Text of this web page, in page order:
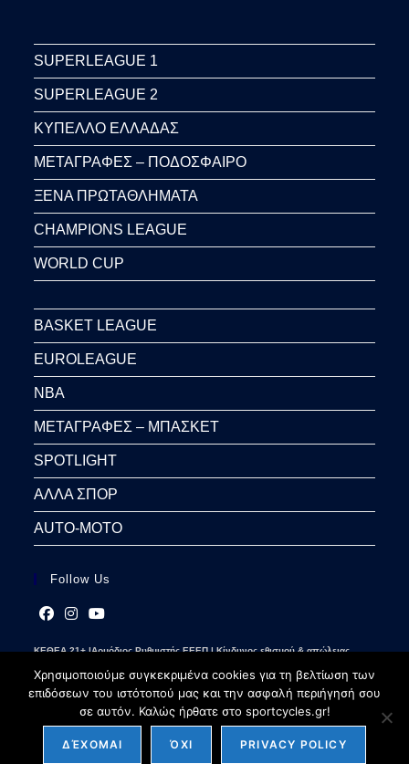
SUPERLEAGUE 1
SUPERLEAGUE 2
ΚΥΠΕΛΛΟ ΕΛΛΑΔΑΣ
ΜΕΤΑΓΡΑΦΕΣ – ΠΟΔΟΣΦΑΙΡΟ
ΞΕΝΑ ΠΡΩΤΑΘΛΗΜΑΤΑ
CHAMPIONS LEAGUE
WORLD CUP
BASKET LEAGUE
EUROLEAGUE
NBA
ΜΕΤΑΓΡΑΦΕΣ – ΜΠΑΣΚΕΤ
SPOTLIGHT
ΑΛΛΑ ΣΠΟΡ
AUTO-MOTO
Follow Us
in
a
new
in
a
new
tab
in
a
new
tab
ΚΕΘΕΑ 21+ |Αρμόδιος Ρυθμιστής ΕΕΕΠ | Κίνδυνος εθισμού & απώλειας
Χρησιμοποιούμε συγκεκριμένα cookies για τη βελτίωση των
επιδόσεων του ιστότοπού μας και την ασφαλή περιήγησή σου
σε αυτόν. Καλώς ήρθατε στο sportcycles.gr!
ΔΈΧΟΜΑΙ ΌΧΙ PRIVACY POLICY